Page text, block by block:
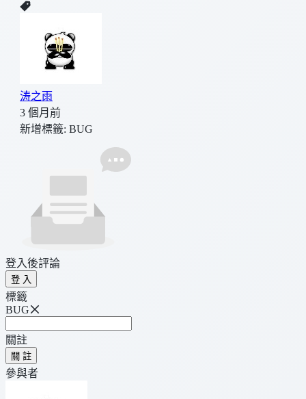
涛之雨
3 個月前
新增標籤: BUG
登入後評論
登 入
標籤
BUG
關註
關 註
參與者